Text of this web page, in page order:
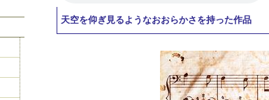
天空を仰ぎ見るようなおおらかさを持った作品